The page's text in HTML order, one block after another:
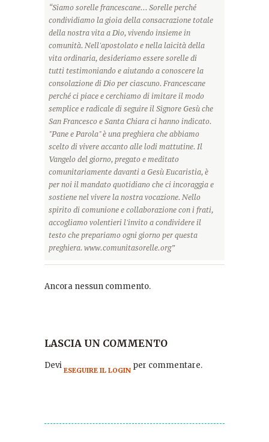
“Siamo sorelle francescane... Sorelle perché
condividiamo la gioia della consacrazione totale
della nostra vita a Dio, vivendo insieme in
comunità. Nell'apostolato e nella laicità della
vita ordinaria, desideriamo essere sorelle di
tutti testimoniando e aiutando a conoscere la
consolazione di Dio per ciascuno. Francescane
perché ci piace e cerchiamo di imitare il modo
semplice e radicale di seguire il Signore Gesù che
San Francesco e Santa Chiara ci hanno indicato.
"Pane e Parola" è una preghiera che abbiamo
scelto di vivere accanto alle lodi mattutine. Il
Vangelo del giorno, pregato e meditato
comunitariamente davanti a Gesù Eucaristia, è
per noi il mandato quotidiano che ci incoraggia e
sostiene nel vivere la nostra vocazione. Nello
spirito di comunione e collaborazione con i frati,
accogliamo volentieri l'invito a condividere il
testo che prepariamo ogni giorno per questa
preghiera. www.comunitasorelle.org”
Ancora nessun commento.
LASCIA UN COMMENTO
Devi ESEGUIRE IL LOGIN per commentare.